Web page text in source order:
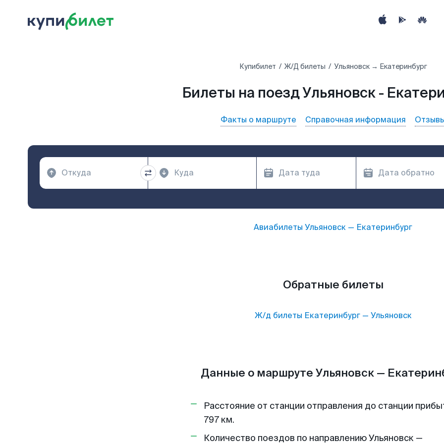
Купибилет Ж/Д билеты Ульяновск → Екатеринбург
Билеты на поезд Ульяновск -
Факты о маршруте Справочная информация
Авиабилеты Ульяновск — Екатеринбург
Обратные билеты
Ж/д билеты Екатеринбург— Ульяновск
Данные о маршруте Ульяновск —
Расстояние от станции отправления до станции
797 км.
Количество поездов по направлению Ульяновск —